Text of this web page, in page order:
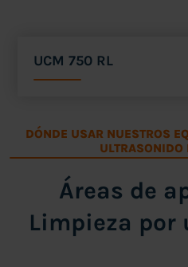
UCM 750 RL
DÓNDE USAR NUESTROS
Áreas de
Limpieza